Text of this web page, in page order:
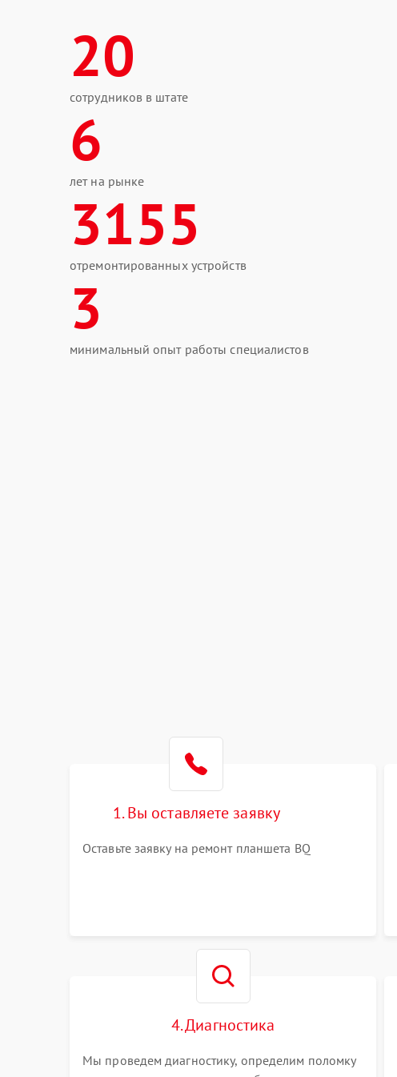
20
сотрудников в штате
6
лет на рынке
3155
отремонтированных устройств
3
минимальный опыт работы специалистов
1. Вы оставляете заявку
Оставьте заявку на ремонт планшета BQ
4. Диагностика
Мы проведем диагностику, определим поломку